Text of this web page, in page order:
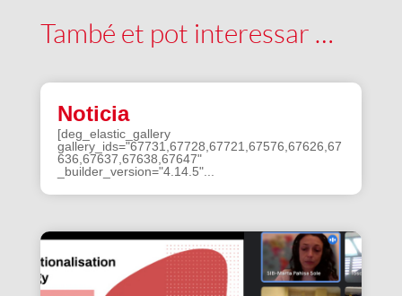
També et pot interessar …
Noticia
[deg_elastic_gallery
gallery_ids="67731,67728,67721,67576,67626,67
636,67637,67638,67647"
_builder_version="4.14.5"...